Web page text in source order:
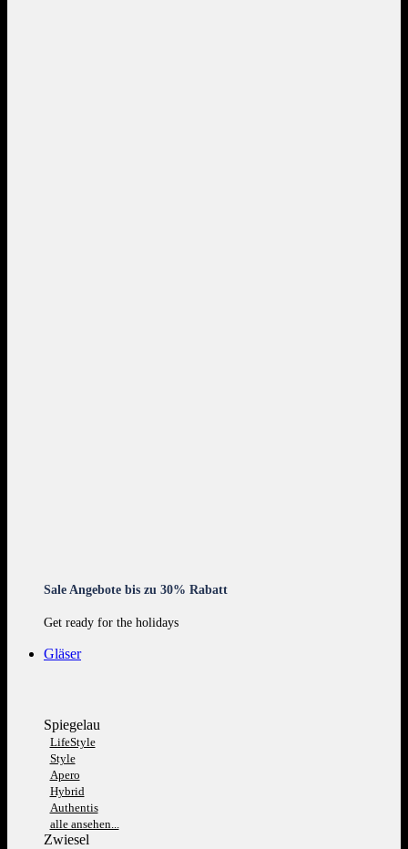
Sale Angebote bis zu 30% Rabatt
Get ready for the holidays
Gläser
Spiegelau
LifeStyle
Style
Apero
Hybrid
Authentis
alle ansehen...
Zwiesel